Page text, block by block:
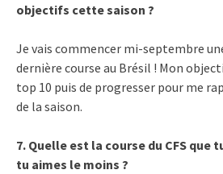
objectifs cette saison ?
Je vais commencer mi-septembre
dernière course au Brésil ! Mon
top 10 puis de progresser pour me
de la saison.
7. Quelle est la course du CFS que
tu aimes le moins ?